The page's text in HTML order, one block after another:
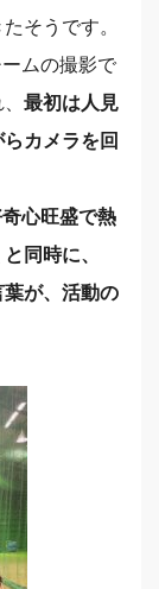
そうです。
ムの撮影で
最初は人見
カメラを回
心旺盛で熱
同時に、
葉が、活動の